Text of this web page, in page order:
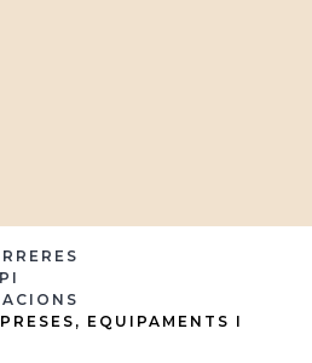
EQUIPAMENTS I